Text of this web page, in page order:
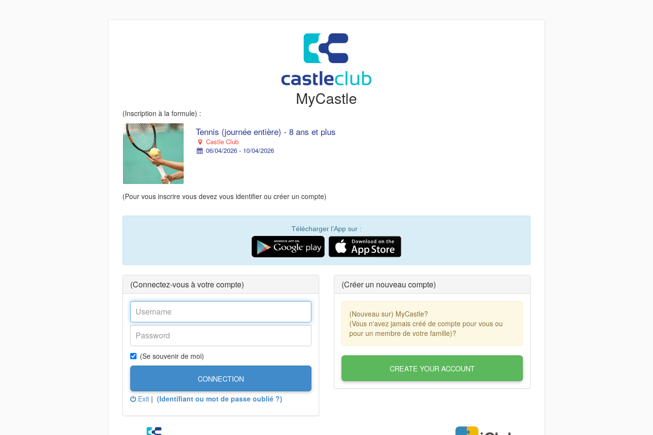
MyCastle
(Inscription à la formule) :
Tennis (journée entière) - 8 ans et plus
Castle Club
06/04/2026 - 10/04/2026
(Pour vous inscrire vous devez vous identifier ou créer un compte)
Télécharger l’App sur :
(Connectez-vous à votre compte)
(Se souvenir de moi)
CONNECTION
Exit | (Identifiant ou mot de passe oublié ?)
(Créer un nouveau compte)
(Nouveau sur) MyCastle?
(Vous n'avez jamais créé de compte pour vous ou
pour un membre de votre famille)?
CREATE YOUR ACCOUNT